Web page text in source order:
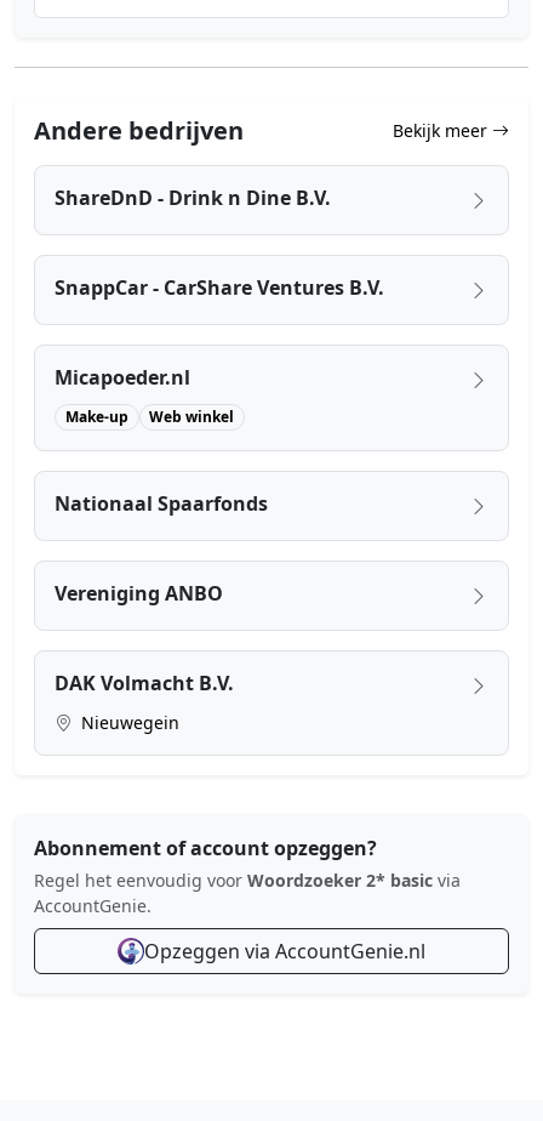
Andere bedrijven Bekijk meer
ShareDnD - Drink n Dine B.V.
SnappCar - CarShare Ventures B.V.
Micapoeder.nl
Make-up Web winkel
Nationaal Spaarfonds
Vereniging ANBO
DAK Volmacht B.V.
Nieuwegein
Abonnement of account opzeggen?
Regel het eenvoudig voor Woordzoeker 2* basic via
AccountGenie.
Opzeggen via AccountGenie.nl